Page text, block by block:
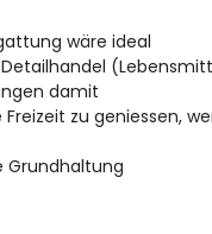
wäre ideal
damit
zu geniessen,
Grundhaltung